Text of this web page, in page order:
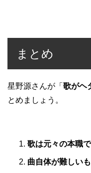
まとめ
星野源さんが「 歌がヘ
とめましょう。
歌は元々の本職で
曲自体が難しいも